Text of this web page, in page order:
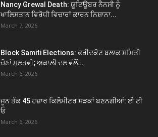
Nancy Grewal Death: ਯੂਟਿਊਬਰ ਨੈਨਸੀ ਨੂੰ
ਖਾਲਿਸਤਾਨ ਵਿਰੋਧੀ ਵਿਚਾਰਾਂ ਕਾਰਨ ਨਿਸ਼ਾਨਾ...
March 7, 2026
Block Samiti Elections: ਫਰੀਦਕੋਟ ਬਲਾਕ ਸਮਿਤੀ
ਚੋਣਾਂ ਮੁਲਤਵੀ; ਅਕਾਲੀ ਦਲ ਵੱਲੋਂ...
March 6, 2026
ਜੂਨ ਤੱਕ 45 ਹਜ਼ਾਰ ਕਿਲੋਮੀਟਰ ਸੜਕਾਂ ਬਣਨਗੀਆਂ: ਈ ਟੀ
ਓ
March 6, 2026